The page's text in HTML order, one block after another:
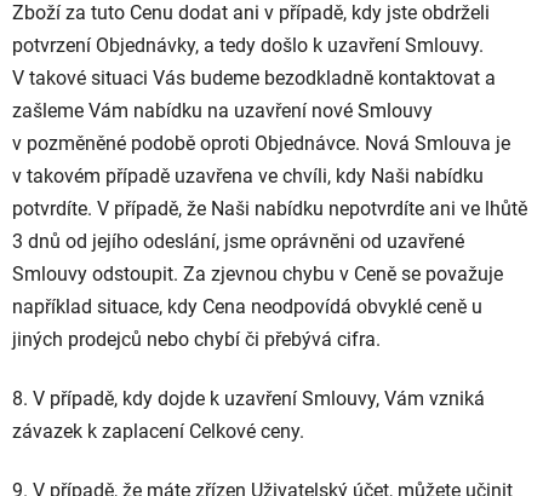
Zboží za tuto Cenu dodat ani v případě, kdy jste obdrželi
potvrzení Objednávky, a tedy došlo k uzavření Smlouvy.
V takové situaci Vás budeme bezodkladně kontaktovat a
zašleme Vám nabídku na uzavření nové Smlouvy
v pozměněné podobě oproti Objednávce. Nová Smlouva je
v takovém případě uzavřena ve chvíli, kdy Naši nabídku
potvrdíte. V případě, že Naši nabídku nepotvrdíte ani ve lhůtě
3 dnů od jejího odeslání, jsme oprávněni od uzavřené
Smlouvy odstoupit. Za zjevnou chybu v Ceně se považuje
například situace, kdy Cena neodpovídá obvyklé ceně u
jiných prodejců nebo chybí či přebývá cifra.
8. V případě, kdy dojde k uzavření Smlouvy, Vám vzniká
závazek k zaplacení Celkové ceny.
9. V případě, že máte zřízen Uživatelský účet, můžete učinit